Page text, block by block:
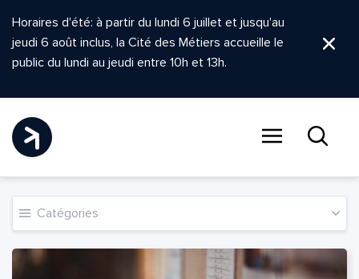
Horaires d'été: à partir du lundi 6 juillet et jusqu'au
jeudi 6 août inclus, la Cité des Métiers accueille le
public du lundi au jeudi entre 10h et 13h.
Catégories